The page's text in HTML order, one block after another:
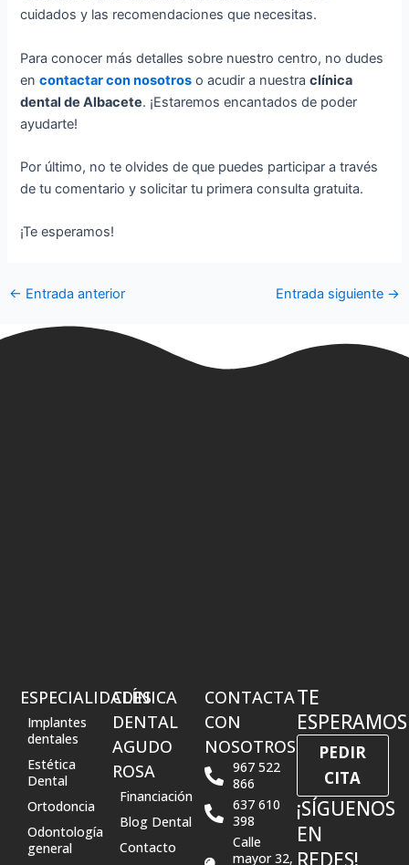
cuidados y las recomendaciones que necesitas.
Para conocer más detalles sobre nuestro centro, no dudes
encontactar con nosotros o acudir a nuestraclínica
dental de Albacete. ¡Estaremos encantados de poder
ayudarte!
Por último, no te olvides de que puedes participar a través
de tu comentario y solicitar tu primera consulta gratuita.
¡Te esperamos!
← Entrada anterior Entrada siguiente →
ESPECIALIDADES
Implantes
dentales
Estética
Dental
Ortodoncia
Odontología
general
CLÍNICA
DENTAL
AGUDO
ROSA
Financiación
Blog Dental
Contacto
CONTACTA
CON
NOSOTROS
967 522
866
637 610
398
Calle
mayor 32,
TE
ESPERAMOS
PEDIR
CITA
¡SÍGUENOS
EN
REDES!